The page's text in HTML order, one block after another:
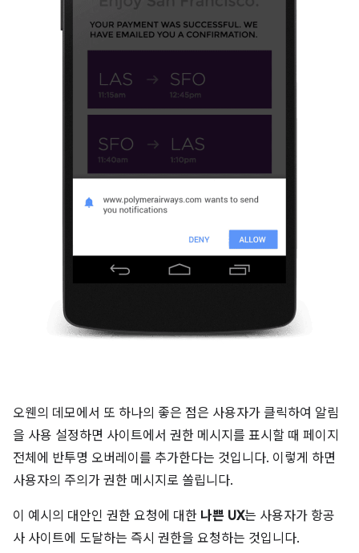
오웬의 데모에서 또 하나의 좋은 점은 사용자가 클릭하여 알림
을 사용 설정하면 사이트에서 권한 메시지를 표시할 때 페이지
전체에 반투명 오버레이를 추가한다는 것입니다. 이렇게 하면
사용자의 주의가 권한 메시지로 쏠립니다.
이 예시의 대안인 권한 요청에 대한 나쁜 UX는 사용자가 항공
사 사이트에 도달하는 즉시 권한을 요청하는 것입니다.